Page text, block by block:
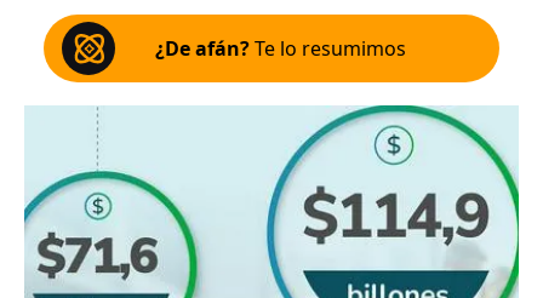
¿De afán?Te lo resumimos